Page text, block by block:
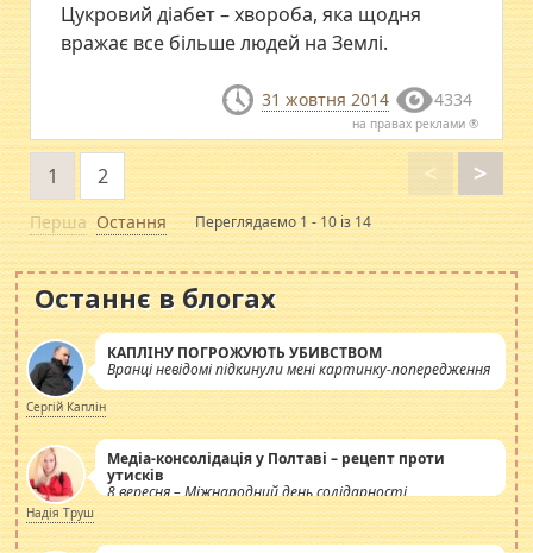
Цукровий діабет – хвороба, яка щодня
вражає все більше людей на Землі.
31 жовтня 2014 4334
на правах реклами ®
Перша
<
1 2 >
Остання Переглядаємо 1 - 10 із 14
Останнє в блогах
КАПЛІНУ ПОГРОЖУЮТЬ УБИВСТВОМ
Вранці невідомі підкинули мені картинку-попередження
Сергій Каплін
Медіа-консолідація у Полтаві – рецепт проти
утисків
8 вересня – Міжнародний день солідарності
журналістів.
Надія Труш